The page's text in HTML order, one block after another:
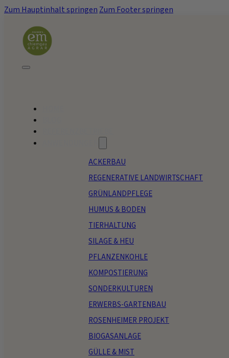
Zum Hauptinhalt springen Zum Footer springen
ACKERBAU
REGENERATIVE LANDWIRTSCHAFT
GRÜNLANDPFLEGE
HUMUS & BODEN
TIERHALTUNG
SILAGE & HEU
PFLANZENKOHLE
KOMPOSTIERUNG
SONDERKULTUREN
ERWERBS-GARTENBAU
ROSENHEIMER PROJEKT
BIOGASANLAGE
GÜLLE & MIST